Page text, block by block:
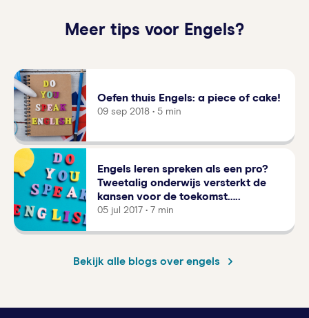
Meer tips voor Engels?
Oefen thuis Engels: a piece of cake!
09 sep 2018 • 5 min
Engels leren spreken als een pro?
Tweetalig onderwijs versterkt de
kansen voor de toekomst…..
05 jul 2017 • 7 min
Bekijk alle blogs over engels